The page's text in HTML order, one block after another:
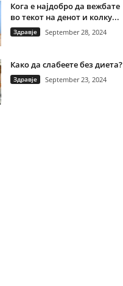
Кога е најдобро да вежбате
во текот на денот и колку...
Здравје September 28, 2024
Како да слабеете без диета?
Здравје September 23, 2024